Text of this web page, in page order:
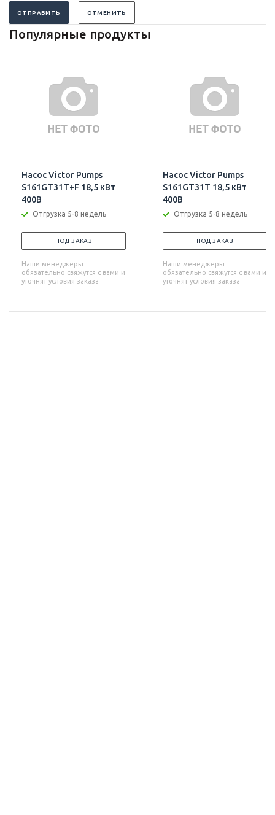
ОТПРАВИТЬ ОТМЕНИТЬ
Популярные продукты
Насос Victor Pumps
S161GT31T+F 18,5 кВт
400В
Отгрузка 5-8 недель
ПОД ЗАКАЗ
Наши менеджеры
обязательно свяжутся с вами и
уточнят условия заказа
Насос Victor Pumps
S161GT31T 18,5 кВт
400В
Отгрузка 5-8 недель
ПОД ЗАКАЗ
Наши менеджеры
обязательно свяжутся с вами и
уточнят условия заказа